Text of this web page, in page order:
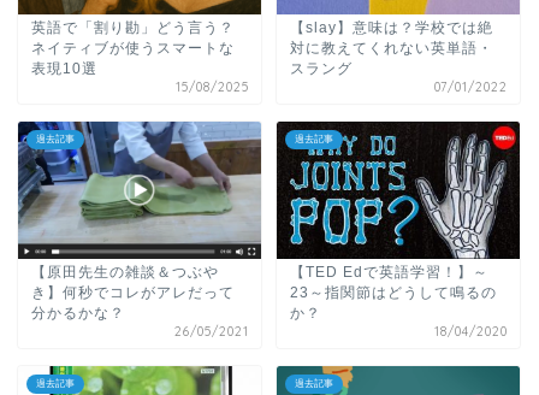
英語で「割り勘」どう言う？
ネイティブが使うスマートな
表現10選
15/08/2025
【slay】意味は？学校では絶
対に教えてくれない英単語・
スラング
07/01/2022
過去記事
【原田先生の雑談＆つぶや
き】何秒でコレがアレだって
分かるかな？
26/05/2021
過去記事
【TED Edで英語学習！】～
23～指関節はどうして鳴るの
か？
18/04/2020
過去記事 過去記事